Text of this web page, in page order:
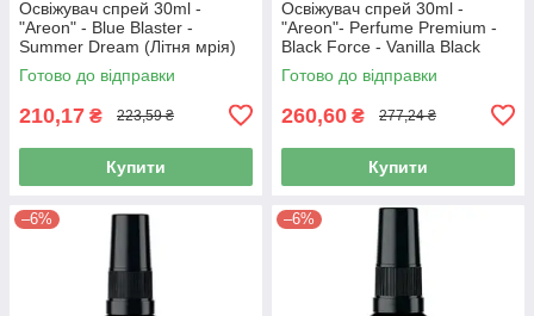
Освіжувач спрей 30ml -
"Areon" - Blue Blaster -
Summer Dream (Літня мрія)
концентрат 1:2 (12шт/уп)
Готово до відправки
210,17 ₴ 223,59 ₴
Купити
Освіжувач спрей 30ml -
"Areon"- Perfume Premium -
Black Force - Vanilla Black
(Чорна ваніль) скло1:2
Готово до відправки
260,60 ₴ 277,24 ₴
Купити
–6% –6%